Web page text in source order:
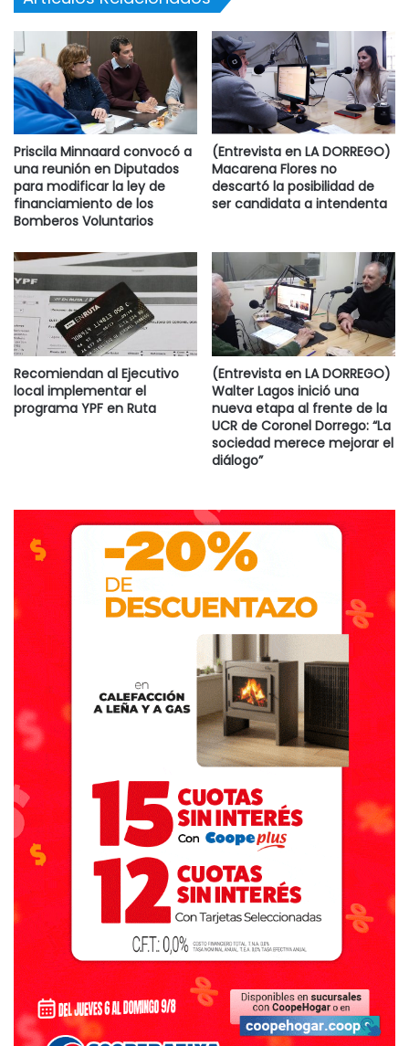
Priscila Minnaard convocó a
una reunión en Diputados
para modificar la ley de
financiamiento de los
Bomberos Voluntarios
(Entrevista en LA DORREGO)
Macarena Flores no
descartó la posibilidad de
ser candidata a intendenta
Recomiendan al Ejecutivo
local implementar el
programa YPF en Ruta
(Entrevista en LA DORREGO)
Walter Lagos inició una
nueva etapa al frente de la
UCR de Coronel Dorrego: “La
sociedad merece mejorar el
diálogo”